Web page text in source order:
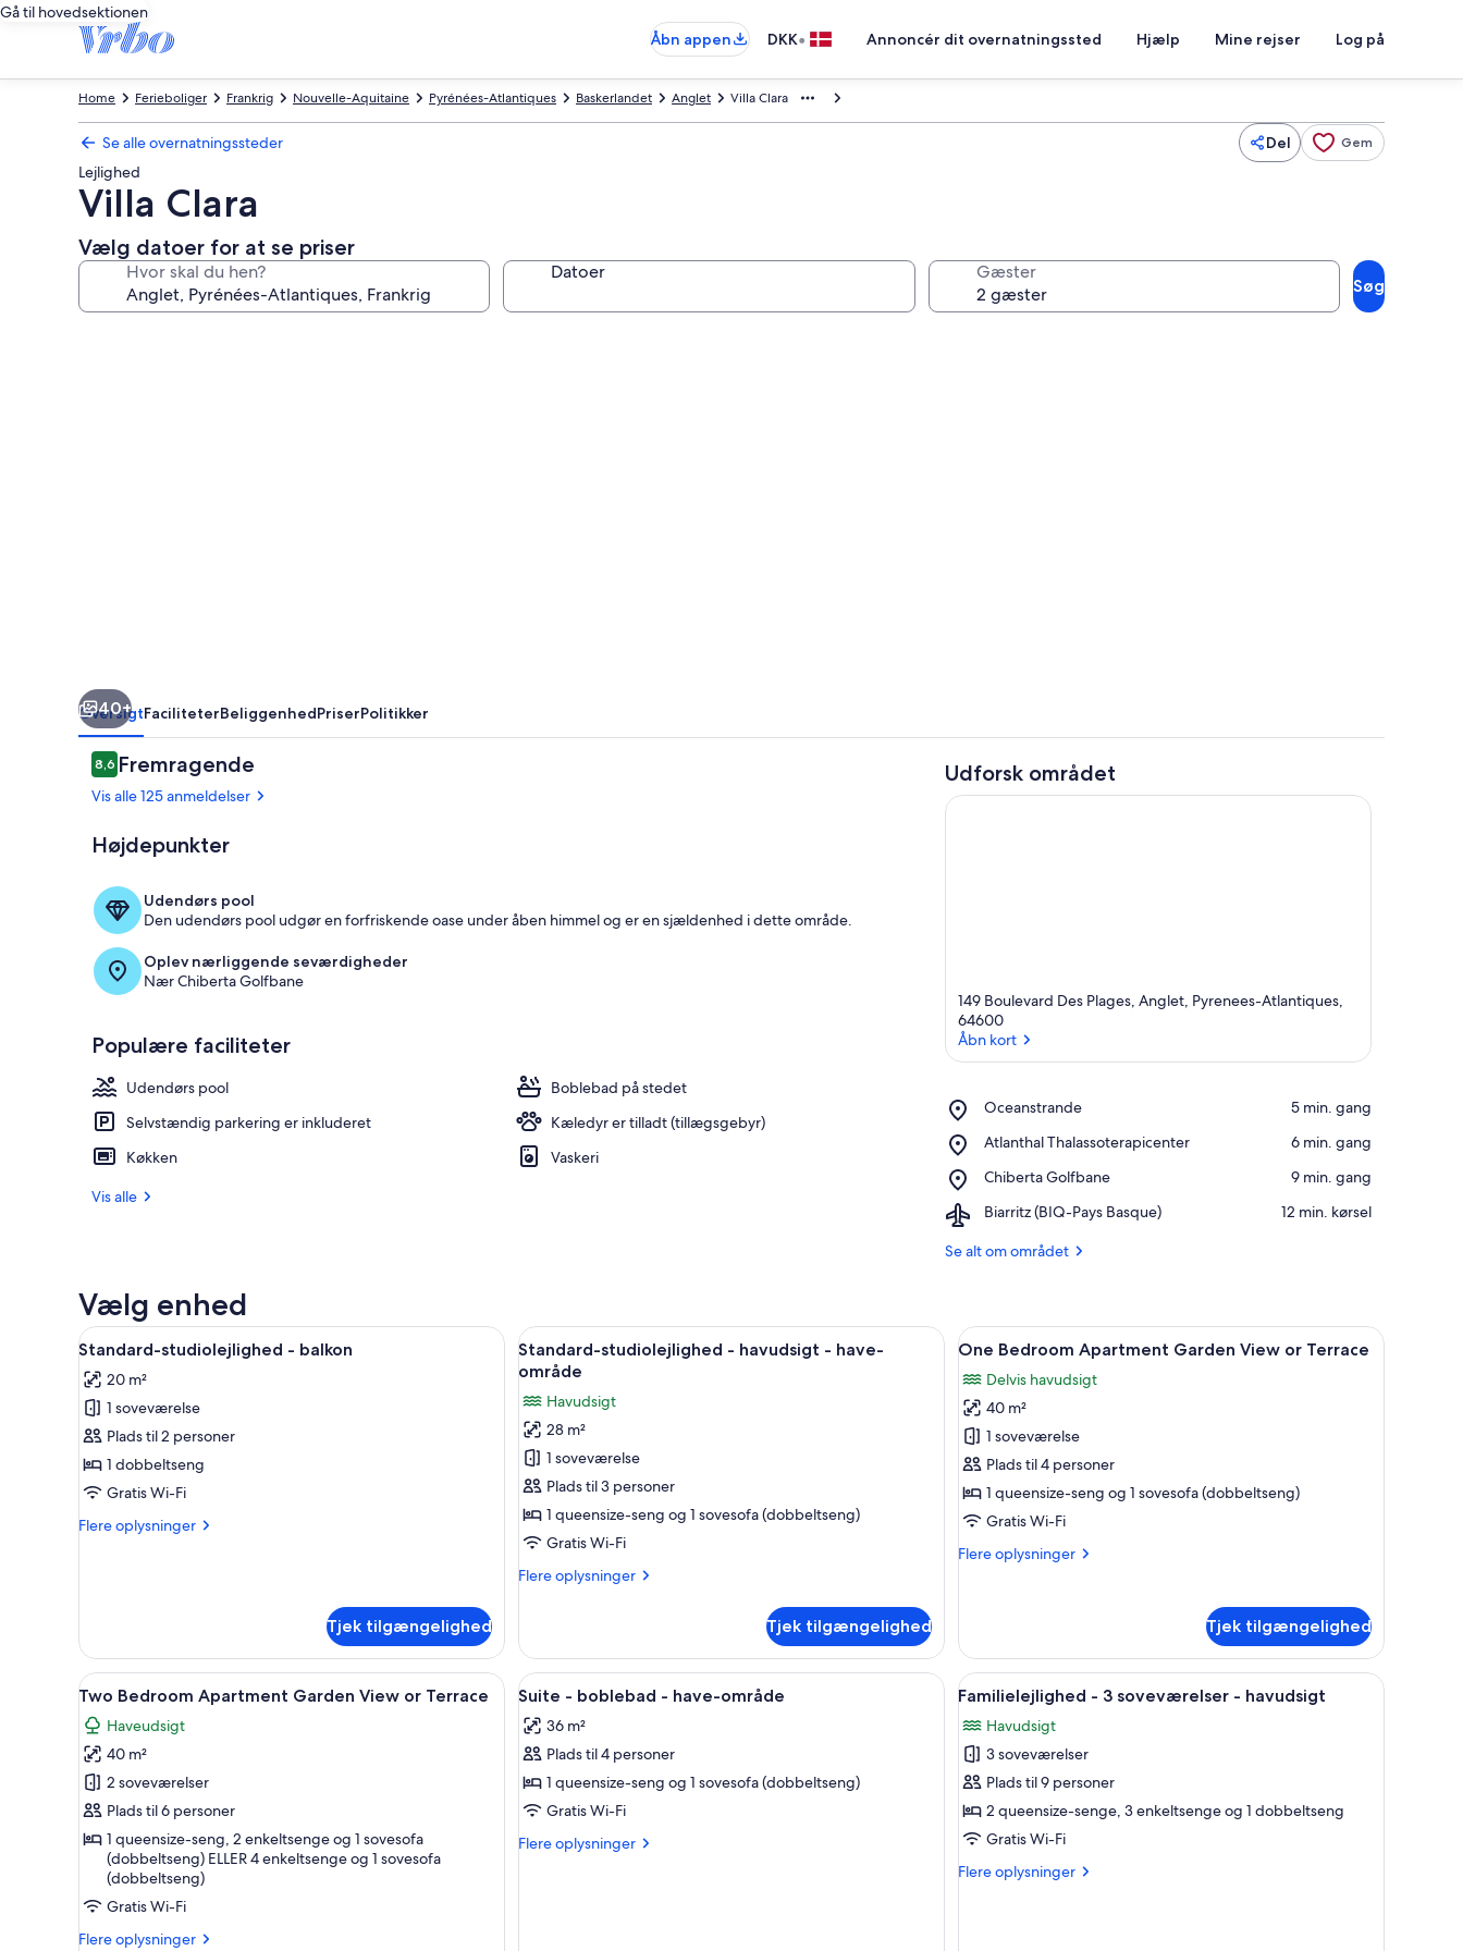
Gå til hovedsektionen
Åbn appen
DKK• Annoncér dit overnatningssted Hjælp Mine rejser Log på
Villa Clara
Anglet
Baskerlandet
Pyrénées-Atlantiques
Nouvelle-Aquitaine
Frankrig
Ferieboliger
Home
Se alle overnatningssteder Del Gem
Lejlighed
Villa Clara
Vælg datoer for at se priser
Hvor skal du hen? Datoer Gæster
Søg
40+
OversigtFaciliteterBeliggenhedPriserPolitikker
Anmeldelser
8,68,6 ud af 10.
Fremragende
Vis alle 125 anmeldelser
Højdepunkter
Udendørs pool
Den udendørs pool udgør en forfriskende oase under åben himmel og er en sjældenhed i dette område.
Oplev nærliggende seværdigheder
Nær Chiberta Golfbane
Populære faciliteter
Udendørs pool
Boblebad på stedet
Selvstændig parkering er inkluderet
Kæledyr er tilladt (tillægsgebyr)
Køkken
Vaskeri
Vis alle
Udforsk området
149 Boulevard Des Plages, Anglet, Pyrenees-Atlantiques,
64600
Åbn kort
Oceanstrande
Place,
‪5 min. gang‬
Atlanthal Thalassoterapicenter
Place,
Thalassoterapicenter
‪6 min. gang‬
Chiberta Golfbane
Place,
Golfbane
‪9 min. gang‬
Biarritz (BIQ-Pays Basque)
Airport,
(BIQ-
‪12 min. kørsel‬
Se alt om området
Vælg enhed
Indlæs
alle
billeder
af
Standard-
studiolejlighed
-
Et moderne hotelværelse med et tv-skab i træ, en seng med pænt foldede håndklæder og en gang, der fører til et tekøkken.
4
Standard-studiolejlighed - balkon
20 m²
1 soveværelse
Plads til 2 personer
1 dobbeltseng
Gratis Wi-Fi
Flere oplysninger
Flere
balkon
Tjek tilgængelighed
Indlæs
alle
af
Standard-
studiolejlighed
-
havudsigt
-
område
Et hotelværelse med seng, skrivebord og stol.
4
Standard-studiolejlighed - havudsigt - have-
område
Havudsigt
28 m²
1 soveværelse
Plads til 3 personer
1 queensize-seng og 1 sovesofa (dobbeltseng)
Gratis Wi-Fi
Flere oplysninger
Flere
studiolejlighed
havudsigt
have-
område
Tjek tilgængelighed
Indlæs
alle
billeder
af
One
Bedroom
Apartment
Garden
or
En seng med baldakin med hvide sengetøj,
5
One Bedroom Apartment Garden View or Terrace
Delvis havudsigt
40 m²
1 soveværelse
Plads til 4 personer
1 queensize-seng og 1 sovesofa (dobbeltseng)
Gratis Wi-Fi
Flere oplysninger
Flere
Apartment
Garden
View
Terrace
Tjek tilgængelighed
Indlæs
alle
billeder
af
Two
Bedroom
Apartment
Garden
View
or
Terrace
En seng med baldakin med hvide sengetøj, et sengebord med lampe, og udsigt til grøn bevoksning gennem store vinduer.
6
Two Bedroom Apartment Garden View or Terrace
Haveudsigt
40 m²
2 soveværelser
Plads til 6 personer
1 queensize-seng, 2 enkeltsenge og 1 sovesofa
(dobbeltseng) ELLER 4 enkeltsenge og 1 sovesofa
(dobbeltseng)
Gratis Wi-Fi
Flere oplysninger
Flere
Indlæs
alle
billeder
af
Suite
-
boblebad
Et moderne hotelværelse med et fladskærms-TV, en sofa, et rundt spisebord med stole og en blomstervase.
5
Suite - boblebad - have-område
36 m²
Plads til 4 personer
1 queensize-seng og 1 sovesofa (dobbeltseng)
Gratis Wi-Fi
Flere oplysninger
Flere
Indlæs
alle
billeder
af
Familielejlighed
-
3
-
En moderne stue med en hvid sofa, et
8
Familielejlighed - 3 soveværelser - havudsigt
Havudsigt
3 soveværelser
Plads til 9 personer
2 queensize-senge, 3 enkeltsenge og 1 dobbeltseng
Gratis Wi-Fi
Flere oplysninger
Flere